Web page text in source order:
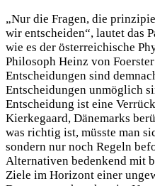
„Nur die Fragen, die
wir entscheiden“, lautet das
wie es der österreichische
Philosoph Heinz von
Entscheidungen sind
Entscheidungen unmöglich
Entscheidung ist eine
Kierkegaard, Dänemarks
was richtig ist, müsste man
sondern nur noch Regeln
Alternativen bedenkend mit
Ziele im Horizont einer